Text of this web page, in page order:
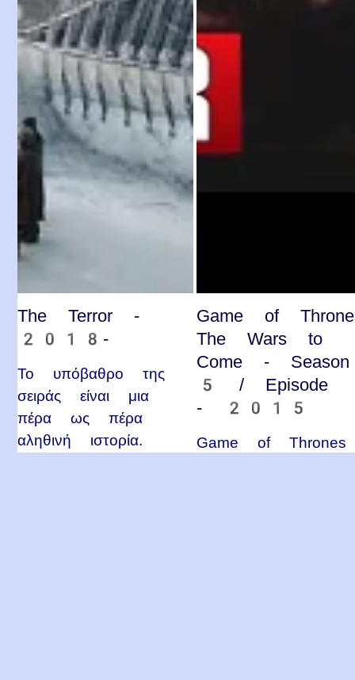
The Terror -
2018-
Το υπόβαθρο της
σειράς είναι μια
πέρα ως πέρα
αληθινή ιστορία.
Game of
The Wars to
Come - Season
5 / Episode
- 2015
Game of